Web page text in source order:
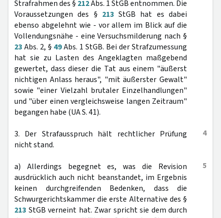
Strafrahmen des § 212Abs. 1 StGB entnommen. Die
Voraussetzungen des § 213StGB hat es dabei
ebenso abgelehnt wie - vor allem im Blick auf die
Vollendungsnähe - eine Versuchsmilderung nach §
23Abs. 2, § 49Abs. 1 StGB. Bei der Strafzumessung
hat sie zu Lasten des Angeklagten maßgebend
gewertet, dass dieser die Tat aus einem "äußerst
nichtigen Anlass heraus", "mit äußerster Gewalt"
sowie "einer Vielzahl brutaler Einzelhandlungen"
und "über einen vergleichsweise langen Zeitraum"
begangen habe (UA S. 41).
4
3. Der Strafausspruch hält rechtlicher Prüfung
nicht stand.
5
a) Allerdings begegnet es, was die Revision
ausdrücklich auch nicht beanstandet, im Ergebnis
keinen durchgreifenden Bedenken, dass die
Schwurgerichtskammer die erste Alternative des §
213 StGB verneint hat. Zwar spricht sie dem durch